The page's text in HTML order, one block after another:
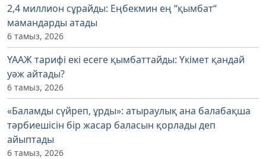
2,4 миллион сұрайды: Еңбекмин ең “қымбат“
мамандарды атады
6 тамыз, 2026
ҮААЖ тарифі екі есеге қымбаттайды: Үкімет қандай
уәж айтады?
6 тамыз, 2026
«Баламды сүйреп, ұрды»: атыраулық ана балабақша
тәрбиешісін бір жасар баласын қорлады деп
айыптады
6 тамыз, 2026